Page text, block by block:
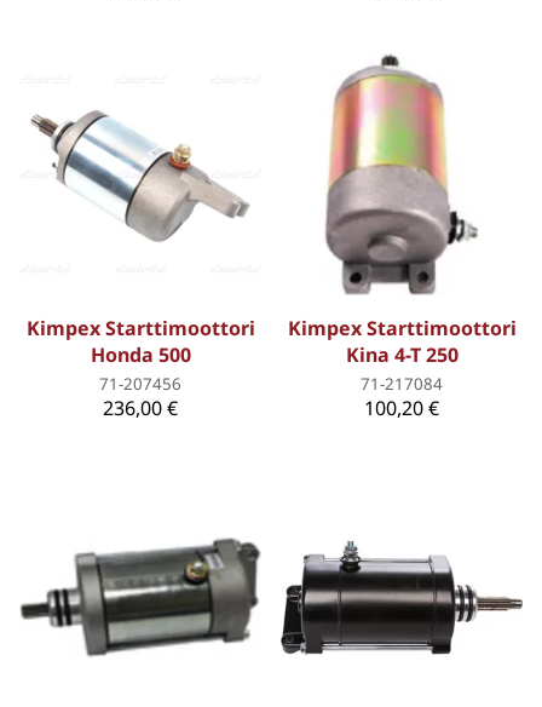
Kimpex Starttimoottori
Honda 500
71-207456
236,00 €
Kimpex Starttimoottori
Kina 4-T 250
71-217084
100,20 €